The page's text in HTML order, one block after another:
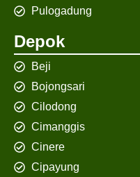
Pulogadung
Depok
Beji
Bojongsari
Cilodong
Cimanggis
Cinere
Cipayung